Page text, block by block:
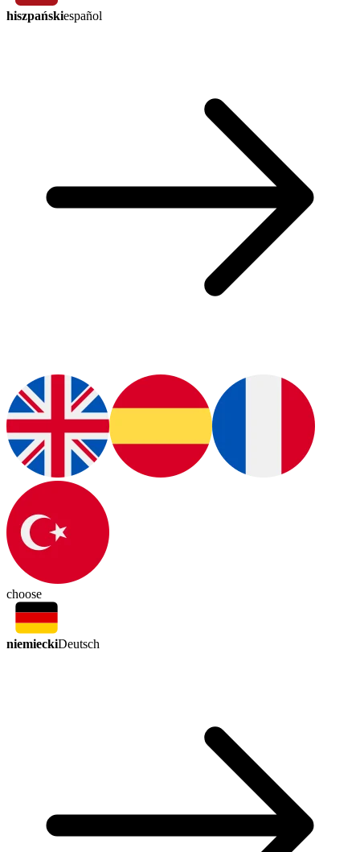
hiszpańskiespañol
choose
niemieckiDeutsch